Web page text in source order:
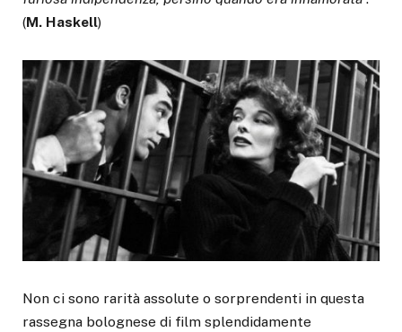
(M. Haskell)
Non ci sono rarità assolute o sorprendenti in questa
rassegna bolognese di film splendidamente